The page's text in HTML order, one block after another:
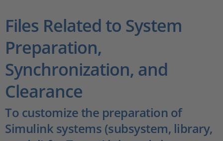
企業情報
採用情報
Files Related to System
Preparation,
Synchronization, and
Clearance
To customize the preparation of
Simulink systems (subsystem, library,